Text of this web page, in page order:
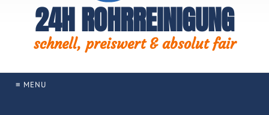
24H ROHRREINIGUNG
schnell, preiswert & absolut fair
≡ MENU